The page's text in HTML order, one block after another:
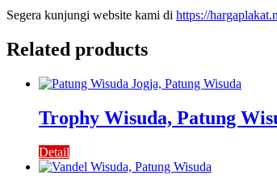
Segera kunjungi website kami di https://
Related products
Trophy Wisuda, Patung
Detail